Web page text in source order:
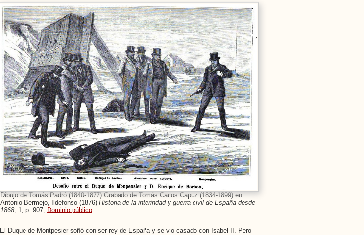
Dibujo de Tomás Padró (1840-1877) Grabado de Tomás Carlos Capuz (1834-1899) en
Antonio Bermejo, Ildefonso (1876) Historia de la interindad y guerra civil de España desde
1868, 1, p. 907, Dominio público
El Duque de Montpesier soñó con ser rey de España y se vio casado con Isabel II. Pero